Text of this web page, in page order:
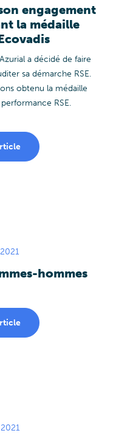
engagement
la médaille
a décidé de faire
sa démarche RSE.
obtenu la médaille
RSE.
hommes